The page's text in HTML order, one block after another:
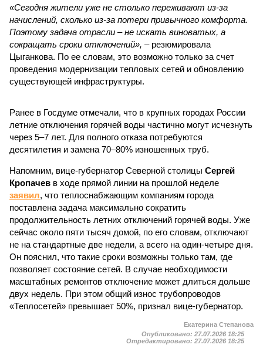
«Сегодня жители уже не столько переживают из-за
начислений, сколько из-за потери привычного комфорта.
Поэтому задача отрасли – не искать виноватых, а
сокращать сроки отключений», – резюмировала
Цыганкова. По ее словам, это возможно только за счет
проведения модернизации тепловых сетей и обновлению
существующей инфраструктуры.
Ранее в Госдуме отмечали, что в крупных городах России
летние отключения горячей воды частично могут исчезнуть
через 5–7 лет. Для полного отказа потребуются
десятилетия и замена 70–80% изношенных труб.
Напомним, вице-губернатор Северной столицы Сергей
Кропачев в ходе прямой линии на прошлой неделе
заявил, что теплоснабжающим компаниям города
поставлена задача максимально сократить
продолжительность летних отключений горячей воды. Уже
сейчас около пяти тысяч домой, по его словам, отключают
не на стандартные две недели, а всего на один-четыре дня.
Он пояснил, что такие сроки возможны только там, где
позволяет состояние сетей. В случае необходимости
масштабных ремонтов отключение может длиться дольше
двух недель. При этом общий износ трубопроводов
«Теплосетей» превышает 50%, признал вице-губернатор.
Екатерина Степанова
Опубликовано: 27.07.2026 18:25
Отредактировано: 27.07.2026 18:25